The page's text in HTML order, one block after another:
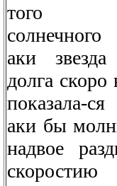
того
аки звезда
долга
показала-
аки бы
надвое